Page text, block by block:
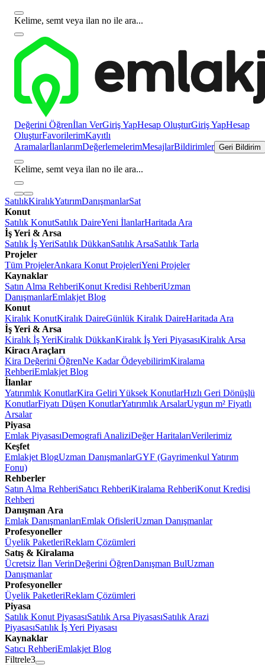
Kelime, semt veya ilan no ile ara...
Değerini Öğrenİlan VerGiriş YapHesap OluşturGiriş YapHesap
OluşturFavorilerimKayıtlı
AramalarİlanlarımDeğerlemelerimMesajlarBildirimler Geri Bildirim
Kelime, semt veya ilan no ile ara...
SatılıkKiralıkYatırımDanışmanlarSat
Konut
Satılık KonutSatılık DaireYeni İlanlarHaritada Ara
İş Yeri & Arsa
Satılık İş YeriSatılık DükkanSatılık ArsaSatılık Tarla
Projeler
Tüm ProjelerAnkara Konut ProjeleriYeni Projeler
Kaynaklar
Satın Alma RehberiKonut Kredisi RehberiUzman
DanışmanlarEmlakjet Blog
Konut
Kiralık KonutKiralık DaireGünlük Kiralık DaireHaritada Ara
İş Yeri & Arsa
Kiralık İş YeriKiralık DükkanKiralık İş Yeri PiyasasıKiralık Arsa
Kiracı Araçları
Kira Değerini ÖğrenNe Kadar ÖdeyebilirimKiralama
RehberiEmlakjet Blog
İlanlar
Yatırımlık KonutlarKira Geliri Yüksek KonutlarHızlı Geri Dönüşlü
KonutlarFiyatı Düşen KonutlarYatırımlık ArsalarUygun m² Fiyatlı
Arsalar
Piyasa
Emlak PiyasasıDemografi AnaliziDeğer HaritalarıVerilerimiz
Keşfet
Emlakjet BlogUzman DanışmanlarGYF (Gayrimenkul Yatırım
Fonu)
Rehberler
Satın Alma RehberiSatıcı RehberiKiralama RehberiKonut Kredisi
Rehberi
Danışman Ara
Emlak DanışmanlarıEmlak OfisleriUzman Danışmanlar
Profesyoneller
Üyelik PaketleriReklam Çözümleri
Satış & Kiralama
Ücretsiz İlan VerinDeğerini ÖğrenDanışman BulUzman
Danışmanlar
Profesyoneller
Üyelik PaketleriReklam Çözümleri
Piyasa
Satılık Konut PiyasasıSatılık Arsa PiyasasıSatılık Arazi
PiyasasıSatılık İş Yeri Piyasası
Kaynaklar
Satıcı RehberiEmlakjet Blog
Filtrele3